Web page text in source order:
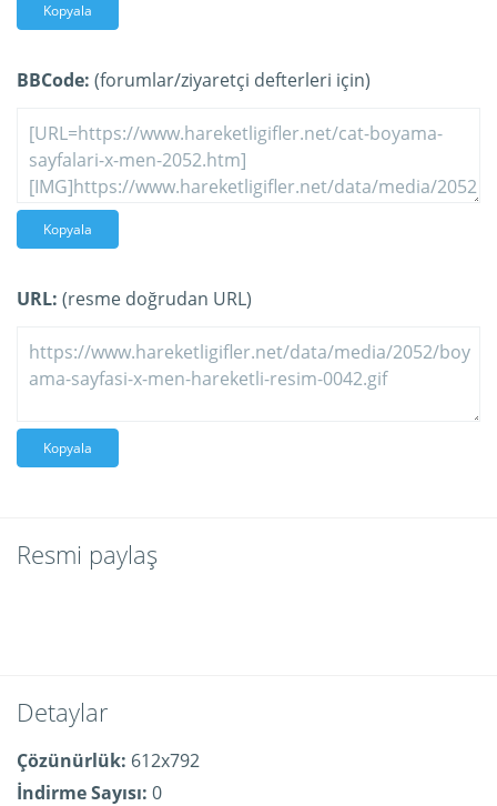
Kopyala
BBCode: (forumlar/ziyaretçi defterleri için)
Kopyala
URL: (resme doğrudan URL)
Kopyala
Resmi paylaş
Detaylar
Çözünürlük: 612x792
İndirme Sayısı: 0